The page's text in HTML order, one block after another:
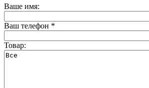
Ваше имя:
Ваш телефон *
Товар: